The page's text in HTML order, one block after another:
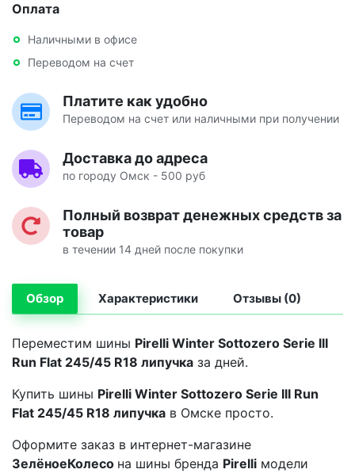
Оплата
Наличными в офисе
Переводом на счет
Платите как удобно
Переводом на счет или наличными при получении
Доставка до адреса
по городу Омск - 500 руб
Полный возврат денежных средств за
товар
в течении 14 дней после покупки
Обзор Характеристики Отзывы (0)
Переместим шины Pirelli Winter Sottozero Serie III
Run Flat 245/45 R18 липучка за дней.
Купить шины Pirelli Winter Sottozero Serie III Run
Flat 245/45 R18 липучка в Омске просто.
Оформите заказ в интернет-магазине
ЗелёноеКолесо на шины бренда Pirelli модели